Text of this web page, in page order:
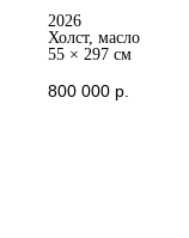
2026
Холст, масло
55 × 297 см
800 000 р.